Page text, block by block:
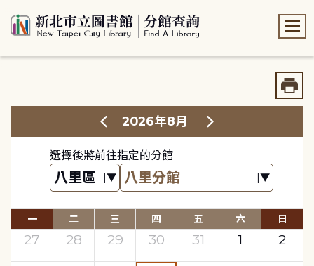
2026年8月
選擇後將前往指定的分館
一 二 三 四 五 六 日
27 28 29 30 31 1
2